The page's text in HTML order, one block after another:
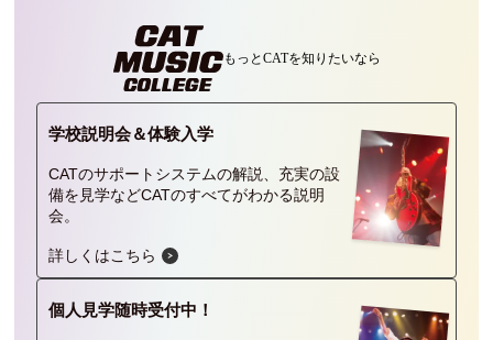
もっとCATを知りたいなら
学校説明会＆体験入学
CATのサポートシステムの解説、充実の設
備を見学などCATのすべてがわかる説明
会。
詳しくはこちら
個人見学随時受付中！